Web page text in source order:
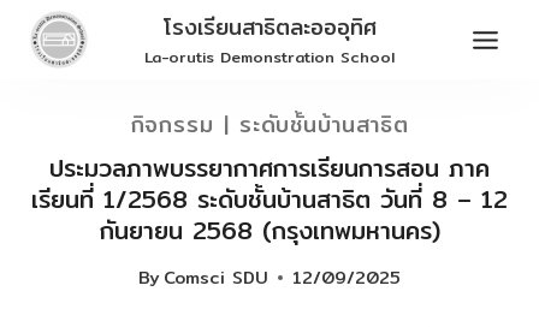
Skip
โรงเรียนสาธิตละอออุทิศ
La-orutis Demonstration School
กิจกรรม | ระดับชั้นบ้านสาธิต
ประมวลภาพบรรยากาศการเรียนการสอน ภาค
เรียนที่ 1/2568 ระดับชั้นบ้านสาธิต วันที่ 8 – 12
กันยายน 2568 (กรุงเทพมหานคร)
ByComsci SDU 12/09/2025